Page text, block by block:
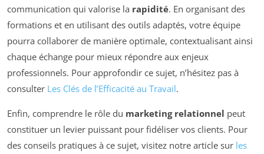
communication qui valorise la rapidité. En organisant des
formations et en utilisant des outils adaptés, votre équipe
pourra collaborer de manière optimale, contextualisant ainsi
chaque échange pour mieux répondre aux enjeux
professionnels. Pour approfondir ce sujet, n’hésitez pas à
consulter Les Clés de l’Efficacité au Travail.
Enfin, comprendre le rôle du marketing relationnel peut
constituer un levier puissant pour fidéliser vos clients. Pour
des conseils pratiques à ce sujet, visitez notre article sur les